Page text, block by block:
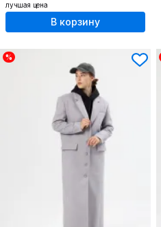
лучшая цена
В корзину
%